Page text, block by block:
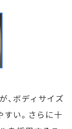
、ボディサイズ
すい。さらに十